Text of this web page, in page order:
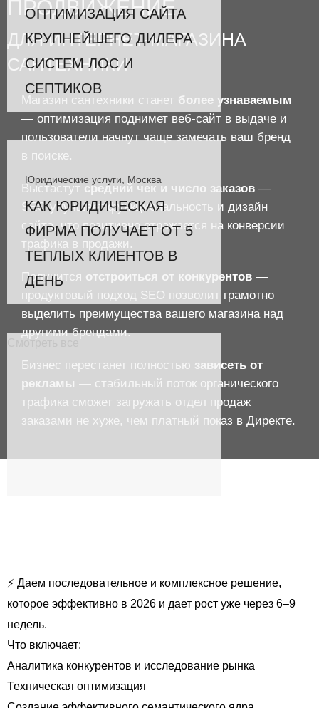
ОПТИМИЗАЦИЯ САЙТА
КРУПНЕЙШЕГО ДИЛЕРА
СИСТЕМ ЛОС И
СЕПТИКОВ
Юридические услуги, Москва
КАК ЮРИДИЧЕСКАЯ
ФИРМА ПОЛУЧАЕТ ОТ 5
ТЕПЛЫХ КЛИЕНТОВ В
ДЕНЬ
Смотреть все
ПРОДВИЖЕНИЕ
ДЛЯ ИНТЕРНЕТ-МАГАЗИНА
САНТЕХНИКИ
Магазин сантехники станет более узнаваемым
— оптимизация поднимет веб-сайт в выдаче и
пользователи начнут чаще замечать ваш бренд
в поиске.
Выстастут средний чек и число заказов —
SEO улучшает функциональность и дизайн
сайта, что позитивно отражается на конверсии
трафика в продажи.
Получится отстроиться от конкурентов —
продуктовый подход SEO позволит грамотно
выделить преимущества вашего магазина над
другими брендами.
Бизнес перестанет полностью зависеть от
рекламы — стабильный поток органического
трафика сможет загружать отдел продаж
заказами не хуже, чем платный показ в Директе.
⚡ Даем последовательное и комплексное решение,
которое эффективно в 2026 и дает рост уже через 6–9
недель.
Что включает:
Аналитика конкурентов и исследование рынка
Техническая оптимизация